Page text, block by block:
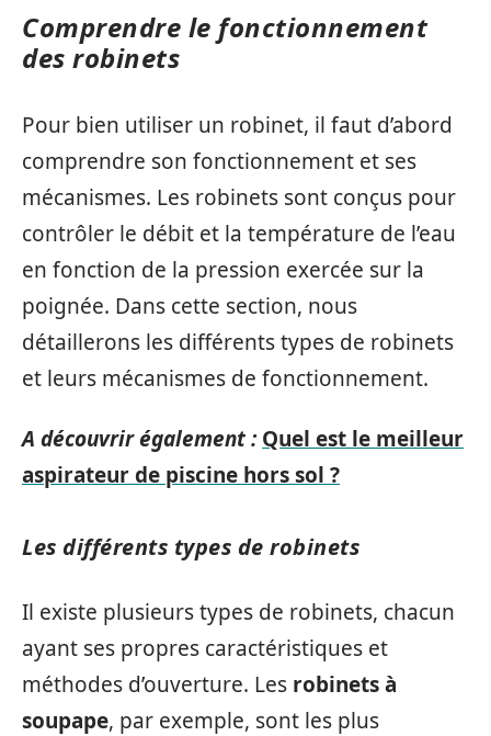
Comprendre le fonctionnement
des robinets
Pour bien utiliser un robinet, il faut d’abord
comprendre son fonctionnement et ses
mécanismes. Les robinets sont conçus pour
contrôler le débit et la température de l’eau
en fonction de la pression exercée sur la
poignée. Dans cette section, nous
détaillerons les différents types de robinets
et leurs mécanismes de fonctionnement.
A découvrir également : Quel est le meilleur
aspirateur de piscine hors sol ?
Les différents types de robinets
Il existe plusieurs types de robinets, chacun
ayant ses propres caractéristiques et
méthodes d’ouverture. Les robinets à
soupape, par exemple, sont les plus